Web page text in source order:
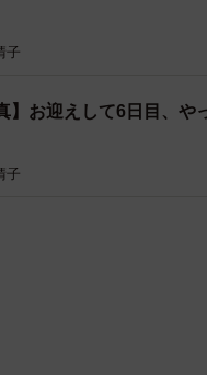
子
】お迎えして6日目、
子